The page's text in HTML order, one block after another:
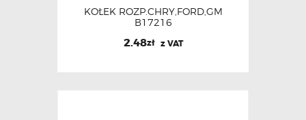
KOŁEK ROZP.CHRY,FORD,GM
B17216
2.48zł z VAT